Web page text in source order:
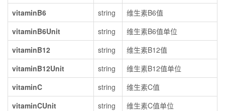
vitaminB6
string
维生素B6值
vitaminB6Unit
string
维生素B6值单位
vitaminB12
string
维生素B12值
vitaminB12Unit
string
维生素B12值单位
vitaminC
string
维生素C值
vitaminCUnit
string
维生素C值单位